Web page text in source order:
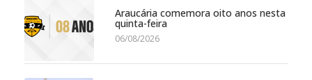
Araucária comemora oito anos nesta
quinta-feira
06/08/2026